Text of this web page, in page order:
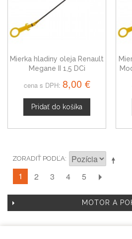
Mierka hladiny oleja Renault
Megane II 1,5 DCi
cena s DPH: 8,00 €
Pridať do košíka
ZORADIŤ PODĽA
1 2 3 4 5
MOTOR A